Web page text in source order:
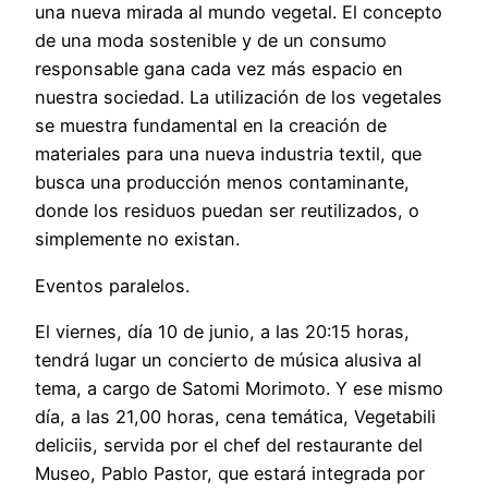
una nueva mirada al mundo vegetal. El concepto
de una moda sostenible y de un consumo
responsable gana cada vez más espacio en
nuestra sociedad. La utilización de los vegetales
se muestra fundamental en la creación de
materiales para una nueva industria textil, que
busca una producción menos contaminante,
donde los residuos puedan ser reutilizados, o
simplemente no existan.
Eventos paralelos.
El viernes, día 10 de junio, a las 20:15 horas,
tendrá lugar un concierto de música alusiva al
tema, a cargo de Satomi Morimoto. Y ese mismo
día, a las 21,00 horas, cena temática, Vegetabili
deliciis, servida por el chef del restaurante del
Museo, Pablo Pastor, que estará integrada por